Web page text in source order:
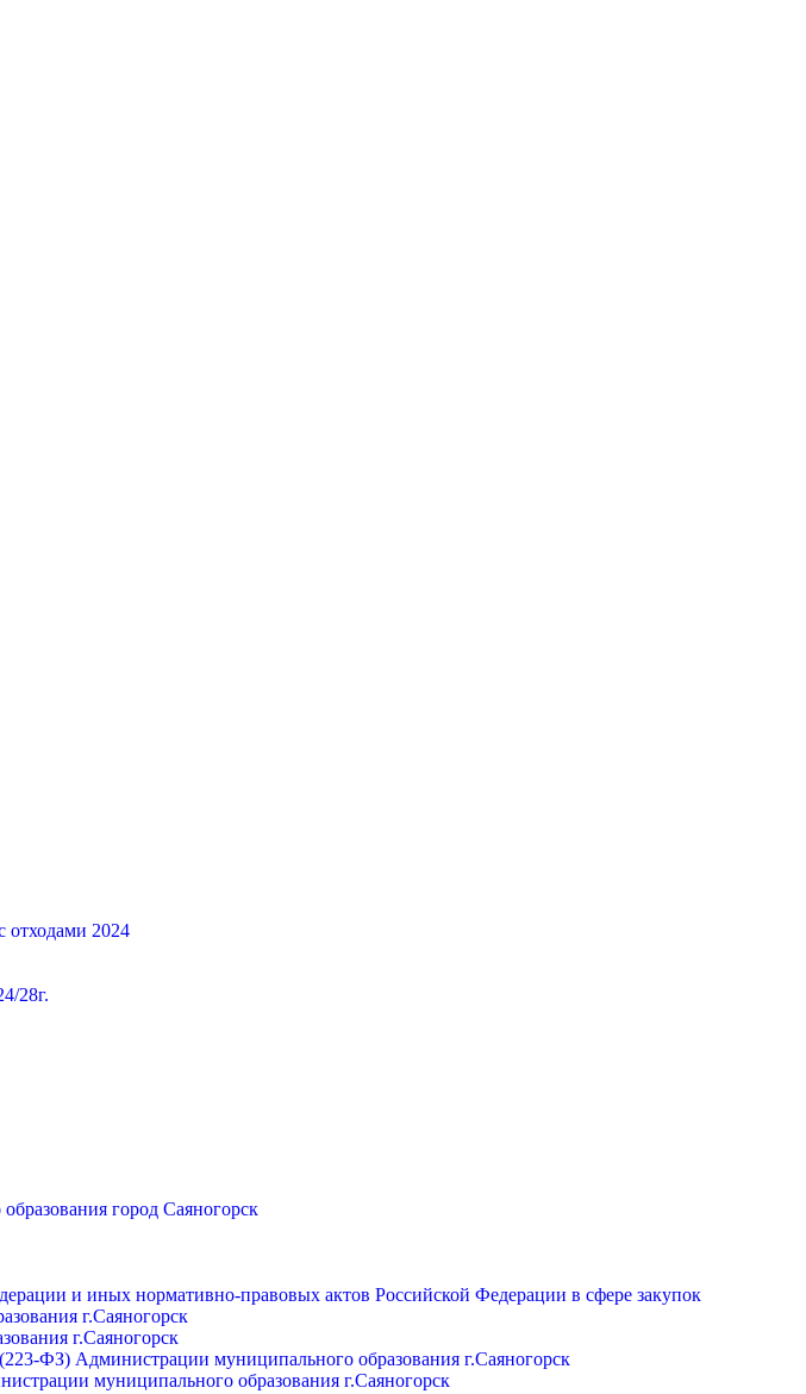
отходами 2024
28г.
город Саяногорск
и иных нормативно-правовых актов Российской Федерации в сфере закупок
г.Саяногорск
г.Саяногорск
ФЗ) Администрации муниципального образования г.Саяногорск
муниципального образования г.Саяногорск